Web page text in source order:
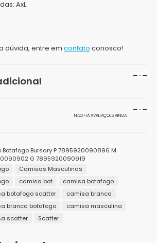
AxL
dúvida, entre em contato conosco!
Chumbo
Braziline
NÃO HÁ AVALIAÇÕES AINDA.
Braziline Masculina”
de e-mail não será publicado.
são marcados com*
1
de
2 de
5
3 de 5
estrelas
4 de 5
estrelas
5 de 5
estrelas
Botafogo Bursary P 7895920090896 M
G 7895920090919
Camisas Masculinas
camisa bot
camisa botafogo
botafogo scatter
camisa branca
branca botafogo
camisa masculina
scatter
Scatter